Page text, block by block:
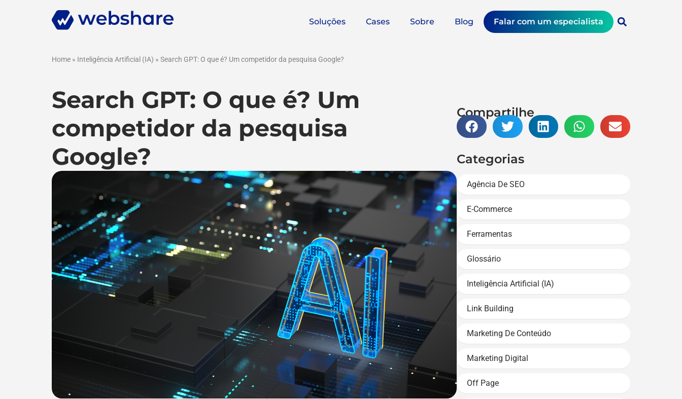
Soluções Cases Sobre Blog Falar com um especialista
Home » Inteligência Artificial (IA) » Search GPT: O que é? Um competidor da pesquisa Google?
Search GPT: O que é? Um
competidor da pesquisa
Google?
Compartilhe
Categorias
Agência De SEO
E-Commerce
Ferramentas
Glossário
Inteligência Artificial (IA)
Link Building
Marketing De Conteúdo
Marketing Digital
Off Page